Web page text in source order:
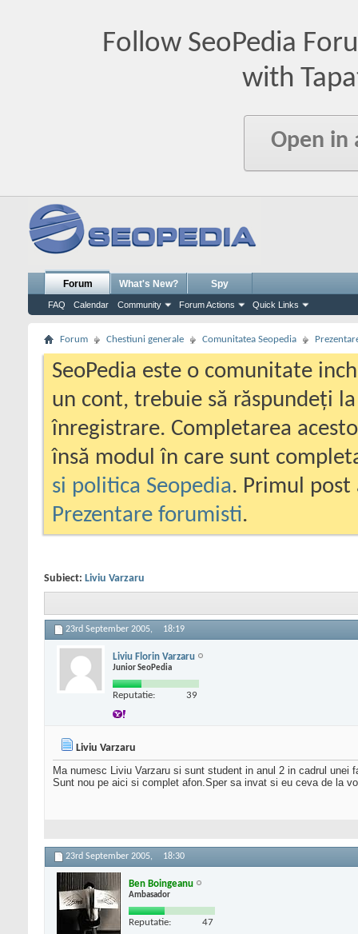
Follow SeoPedia
with
Open in
Forum
FAQ Calendar Community Forum Actions Quick Links
What's New? Spy
Forum Chestiuni generale Comunitatea Seopedia
SeoPedia este o comunitate
un cont, trebuie să răspundeți
înregistrare. Completarea
însă modul în care sunt
si politica Seopedia. Primul
Prezentare forumisti.
Subiect: Liviu Varzaru
23rd September 2005, 18:19
Liviu Florin Varzaru
Junior SeoPedia
Reputatie: 39
Liviu Varzaru
Ma numesc Liviu Varzaru si sunt student in anul 2 in cadrul unei
Sunt nou pe aici si complet afon.Sper sa invat si eu ceva de la
23rd September 2005, 18:30
Ben Boingeanu
Ambasador
Reputatie: 47